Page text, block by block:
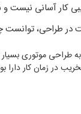
آسانی نیست
در زمان کار